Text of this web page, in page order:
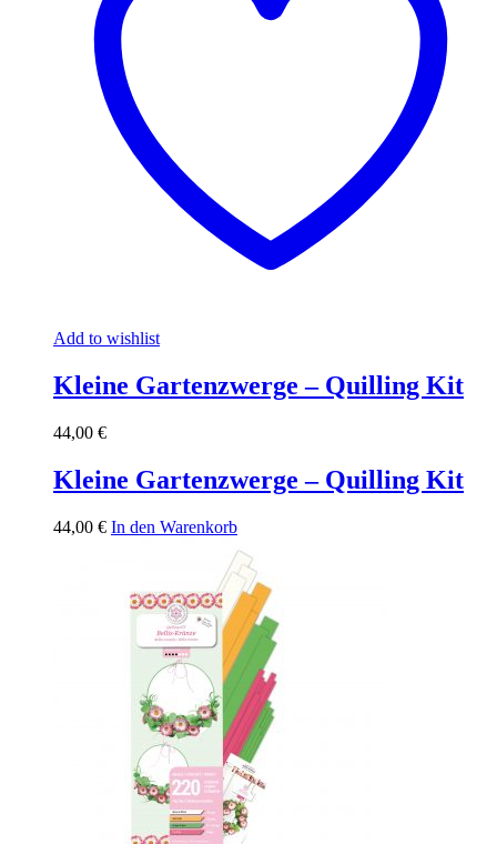
Add to wishlist
Kleine Gartenzwerge – Quilling Kit
44,00 €
Kleine Gartenzwerge – Quilling Kit
44,00 € In den Warenkorb